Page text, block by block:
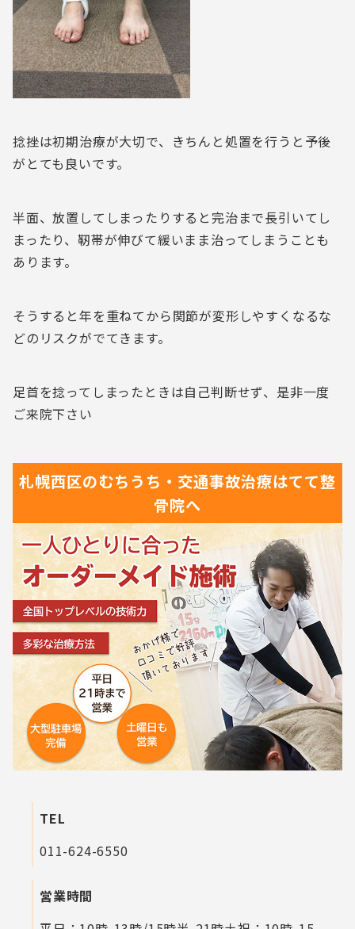
捻挫は初期治療が大切で、きちんと処置を行うと予後
がとても良いです。
半面、放置してしまったりすると完治まで長引いてし
まったり、靭帯が伸びて緩いまま治ってしまうことも
あります。
そうすると年を重ねてから関節が変形しやすくなるな
どのリスクがでてきます。
足首を捻ってしまったときは自己判断せず、是非一度
ご来院下さい
札幌西区のむちうち・交通事故治療はてて整
骨院へ
TEL
011-624-6550
営業時間